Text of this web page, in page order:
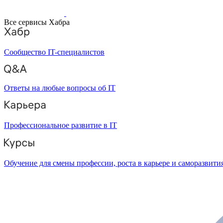
Все сервисы Хабра
Сообщество IT-специалистов
Ответы на любые вопросы об IT
Профессиональное развитие в IT
Обучение для смены профессии, роста в карьере и